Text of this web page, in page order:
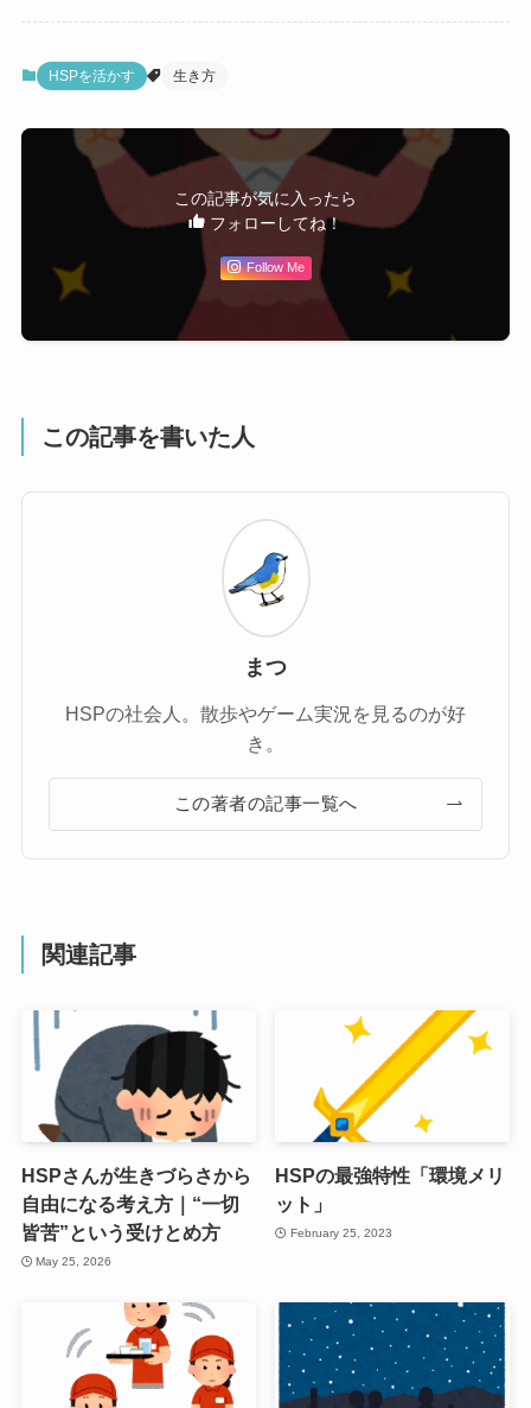
HSPを活かす 生き方
この記事が気に入ったら
フォローしてね！
Follow Me
この記事を書いた人
まつ
HSPの社会人。散歩やゲーム実況を見るのが好
き。
この著者の記事一覧へ
関連記事
HSPさんが生きづらさから
自由になる考え方｜“一切
皆苦”という受けとめ方
May 25, 2026
HSPの最強特性「環境メリ
ット」
February 25, 2023